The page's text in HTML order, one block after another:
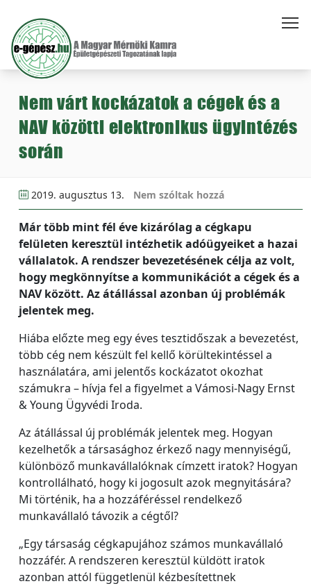
Nem várt kockázatok a cégek és a
NAV közötti elektronikus ügyintézés
során
2019. augusztus 13. Nem szóltak hozzá
Már több mint fél éve kizárólag a cégkapu
felületen keresztül intézhetik adóügyeiket a hazai
vállalatok. A rendszer bevezetésének célja az volt,
hogy megkönnyítse a kommunikációt a cégek és a
NAV között. Az átállással azonban új problémák
jelentek meg.
Hiába előzte meg egy éves tesztidőszak a bevezetést,
több cég nem készült fel kellő körültekintéssel a
használatára, ami jelentős kockázatot okozhat
számukra – hívja fel a figyelmet a Vámosi-Nagy Ernst
& Young Ügyvédi Iroda.
Az átállással új problémák jelentek meg. Hogyan
kezelhetők a társasághoz érkező nagy mennyiségű,
különböző munkavállalóknak címzett iratok? Hogyan
kontrollálható, hogy ki jogosult azok megnyitására?
Mi történik, ha a hozzáféréssel rendelkező
munkavállaló távozik a cégtől?
„Egy társaság cégkapujához számos munkavállaló
hozzáfér. A rendszeren keresztül küldött iratok
azonban attól függetlenül kézbesítettnek